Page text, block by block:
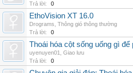
Trả lời:
0
EthoVision XT 16.0
Drograms Thông gió thông thường
Trả lời:
0
Thoái hóa cột sống uống gì
uyenuyen01
Giao lưu
Trả lời:
0